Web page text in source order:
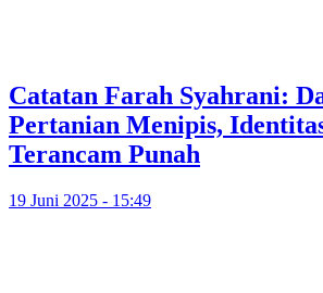
Catatan Farah Syahrani:
Pertanian Menipis,
Terancam Punah
19 Juni 2025 - 15:49